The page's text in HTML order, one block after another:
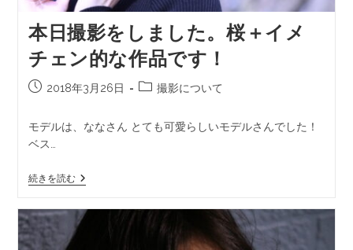
本日撮影をしました。桜＋イメ
チェン的な作品です！
2018年3月26日 撮影について
モデルは、ななさん とても可愛らしいモデルさんでした！
ベス…
続きを読む